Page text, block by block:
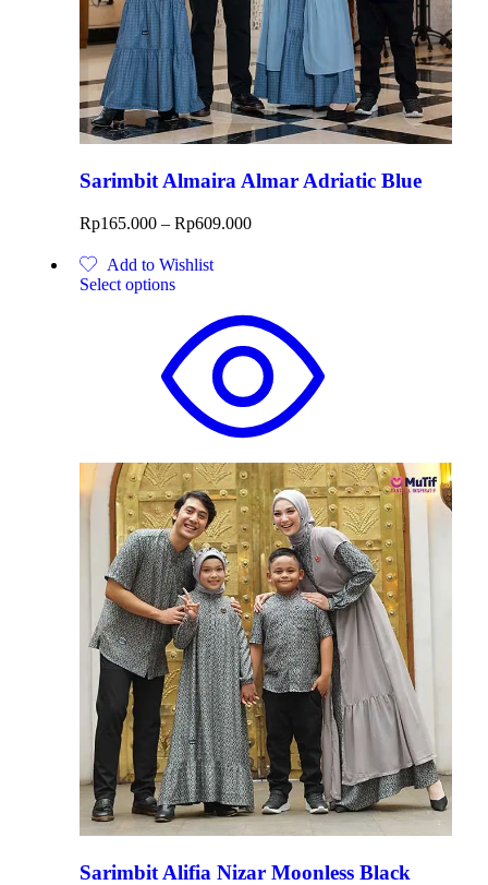
Sarimbit Almaira Almar Adriatic Blue
Rp165.000 – Rp609.000
Add to Wishlist
Select options
Sarimbit Alifia Nizar Moonless Black